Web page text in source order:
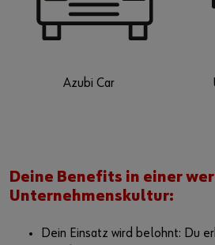
Azubi Car
Deine Benefits in einer
Unternehmenskultur:
Dein Einsatz wird belohnt: Du